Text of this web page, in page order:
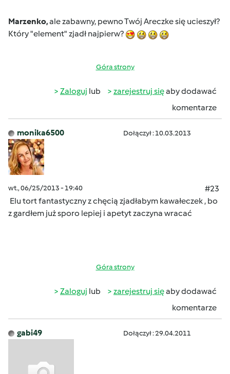
Marzenko,ale zabawny, pewno Twój Areczke się ucieszył?
Który "element" zjadł najpierw?
Góra strony
Zaloguj lub zarejestruj sięaby dodawać
komentarze
monika6500 Dołączył : 10.03.2013
wt., 06/25/2013 - 19:40
#23
Elu tort fantastyczny z chęcią zjadłabym kawałeczek , bo
z gardłem już sporo lepiej i apetyt zaczyna wracać
Góra strony
Zaloguj lub zarejestruj sięaby dodawać
komentarze
gabi49 Dołączył : 29.04.2011